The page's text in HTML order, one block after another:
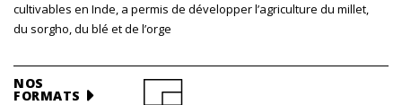
cultivables en Inde, a permis de développer l’agriculture du millet,
du sorgho, du blé et de l’orge
NOS
FORMATS